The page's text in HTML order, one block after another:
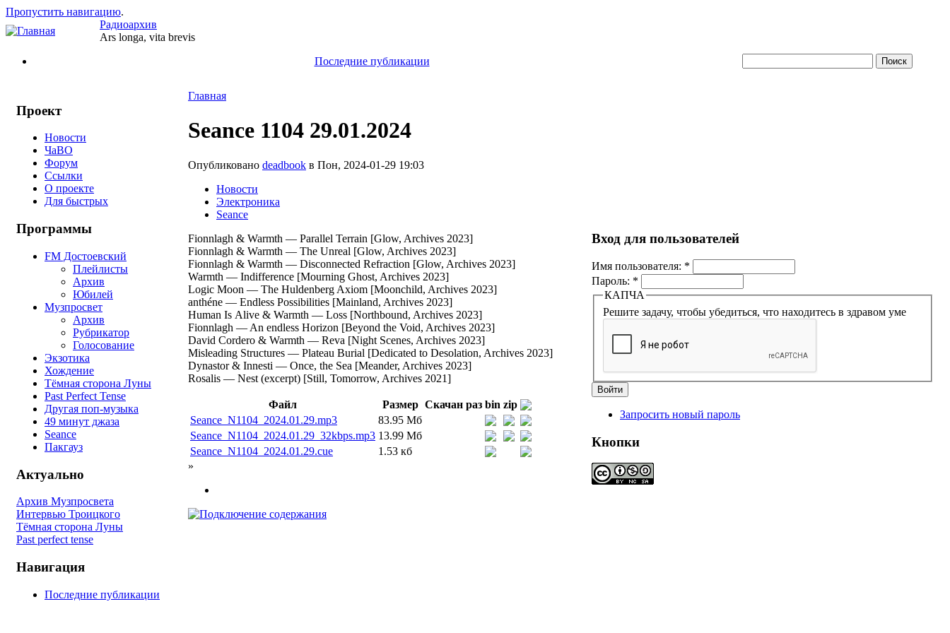
Пропустить навигацию.
Радиоархив
Ars longa, vita brevis
Последние публикации
Проект
Новости
ЧаВО
Форум
Ссылки
О проекте
Для быстрых
Программы
FM Достоевский
Плейлисты
Архив
Юбилей
Музпросвет
Архив
Рубрикатор
Голосование
Экзотика
Хождение
Тёмная сторона Луны
Past Perfect Tense
Другая поп-музыка
49 минут джаза
Seance
Пакгауз
Актуально
Архив Музпросвета
Интервью Троицкого
Тёмная сторона Луны
Past perfect tense
Навигация
Последние публикации
Главная
Seance 1104 29.01.2024
Опубликовано deadbook в Пон, 2024-01-29 19:03
Новости
Электроника
Seance
Fionnlagh & Warmth — Parallel Terrain [Glow, Archives 2023]
Fionnlagh & Warmth — The Unreal [Glow, Archives 2023]
Fionnlagh & Warmth — Disconnected Refraction [Glow, Archives 2023]
Warmth — Indifference [Mourning Ghost, Archives 2023]
Logic Moon — The Huldenberg Axiom [Moonchild, Archives 2023]
anthéne — Endless Possibilities [Mainland, Archives 2023]
Human Is Alive & Warmth — Loss [Northbound, Archives 2023]
Fionnlagh — An endless Horizon [Beyond the Void, Archives 2023]
David Cordero & Warmth — Reva [Night Scenes, Archives 2023]
Misleading Structures — Plateau Burial [Dedicated to Desolation, Archives 2023]
Dynastor & Innesti — Once, the Sea [Meander, Archives 2023]
Rosalis — Nest (excerpt) [Still, Tomorrow, Archives 2021]
Файл Размер Скачан раз bin zip
Seance_N1104_2024.01.29.mp3
83.95 Мб
Seance_N1104_2024.01.29_32kbps.mp3 13.99 Мб
Seance_N1104_2024.01.29.cue
1.53 кб
»
Вход для пользователей
Имя пользователя: *
Пароль: *
КАПЧА
Решите задачу, чтобы убедиться, что находитесь в здравом уме
Запросить новый пароль
Кнопки